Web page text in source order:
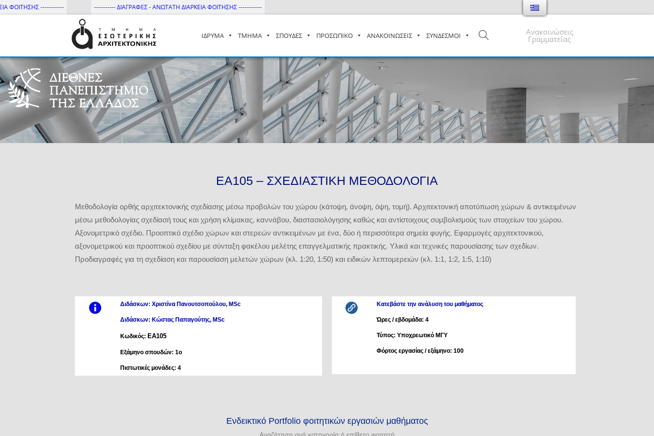
------------ ----------- ΔΙΑΓΡΑΦΕΣ - ΑΝΩΤΑΤΗ ΔΙΑΡΚΕΙΑ ΦΟΙΤΗΣΗΣ ------------
Τμήμα Εσωτ. Αρχιτεκτονικής – ΔΙ.ΠΑ.Ε
ΙΔΡΥΜΑ ΤΜΗΜΑ ΣΠΟΥΔΕΣ ΠΡΟΣΩΠΙΚΟ ΑΝΑΚΟΙΝΩΣΕΙΣ ΣΥΝΔΕΣΜΟΙ Ανακοινώσεις
Γραμματείας
EA105 – ΣΧΕΔΙΑΣΤΙΚΗ ΜΕΘΟΔΟΛΟΓΙΑ
Μεθοδολογία ορθής αρχιτεκτονικής σχεδίασης μέσω προβολών του χώρου (κάτοψη, άνοψη, όψη, τομή). Αρχιτεκτονική αποτύπωση χώρων & αντικειμένων
μέσω μεθοδολογίας σχεδίασή τους και χρήση κλίμακας, καννάβου, διαστασιολόγησης καθώς και αντίστοιχους συμβολισμούς των στοιχείων του χώρου.
Αξονομετρικό σχέδιο. Προοπτικό σχέδιο χώρων και στερεών αντικειμένων με ένα, δύο ή περισσότερα σημεία φυγής. Εφαρμογές αρχιτεκτονικού,
αξονομετρικού και προοπτικού σχεδίου με σύνταξη φακέλου μελέτης επαγγελματικής πρακτικής. Υλικά και τεχνικές παρουσίασης των σχεδίων.
Προδιαγραφές για τη σχεδίαση και παρουσίαση μελετών χώρων (κλ. 1:20, 1:50) και ειδικών λεπτομερειών (κλ. 1:1, 1:2, 1:5, 1:10)
Διδάσκων: Χριστίνα Πανουτσοπούλου, MSc
Διδάσκων: Κώστας Παπαγούτης, MSc
Κωδικός: ΕΑ105
Εξάμηνο σπουδών: 1ο
Πιστωτικές μονάδες: 4
Κατεβάστε την ανάλυση του μαθήματος
Ώρες / εβδομάδα: 4
Τύπος: Υποχρεωτικό ΜΓΥ
Φόρτος εργασίας / εξάμηνο: 100
Ενδεικτικό Portfolio φοιτητικών εργασιών μαθήματος